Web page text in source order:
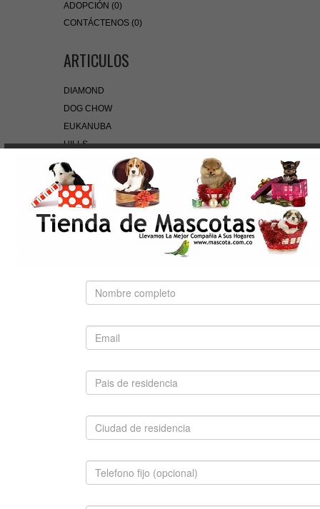
ADOPCIÓN (0)
CONTÁCTENOS (0)
ARTICULOS
DIAMOND
DOG CHOW
EUKANUBA
HILLS
NUTRA NUGGETS
OF THE WILD
PEDIGREE
PRO PLAN
ROYAL CANIN
busca.
SUGERIDO